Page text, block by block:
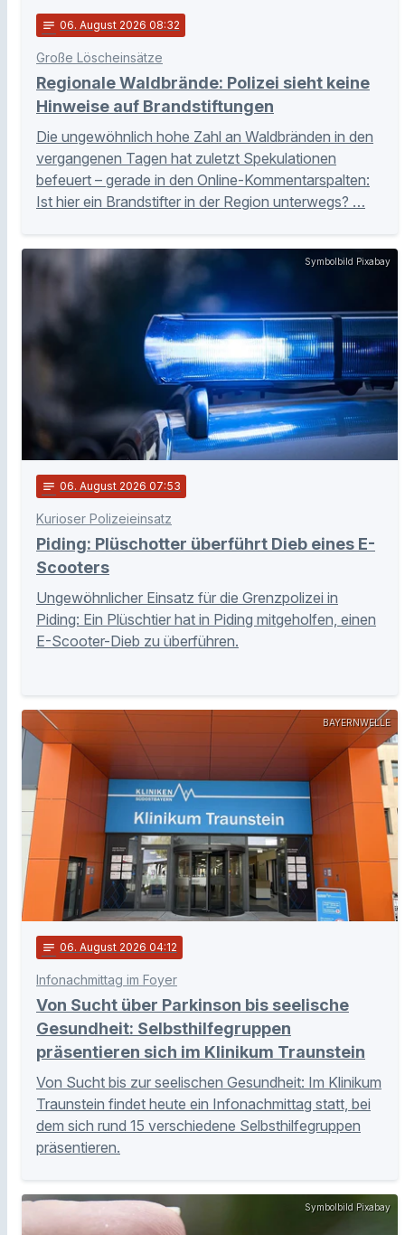
notes 06. August 2026 08:32
Große Löscheinsätze
Regionale Waldbrände: Polizei sieht keine
Hinweise auf Brandstiftungen
Die ungewöhnlich hohe Zahl an Waldbränden in den
vergangenen Tagen hat zuletzt Spekulationen
befeuert – gerade in den Online-Kommentarspalten:
Ist hier ein Brandstifter in der Region unterwegs? …
Symbolbild Pixabay
notes 06. August 2026 07:53
Kurioser Polizeieinsatz
Piding: Plüschotter überführt Dieb eines E-
Scooters
Ungewöhnlicher Einsatz für die Grenzpolizei in
Piding: Ein Plüschtier hat in Piding mitgeholfen, einen
E-Scooter-Dieb zu überführen.
BAYERNWELLE
notes 06. August 2026 04:12
Infonachmittag im Foyer
Von Sucht über Parkinson bis seelische
Gesundheit: Selbsthilfegruppen
präsentieren sich im Klinikum Traunstein
Von Sucht bis zur seelischen Gesundheit: Im Klinikum
Traunstein findet heute ein Infonachmittag statt, bei
dem sich rund 15 verschiedene Selbsthilfegruppen
präsentieren.
Symbolbild Pixabay